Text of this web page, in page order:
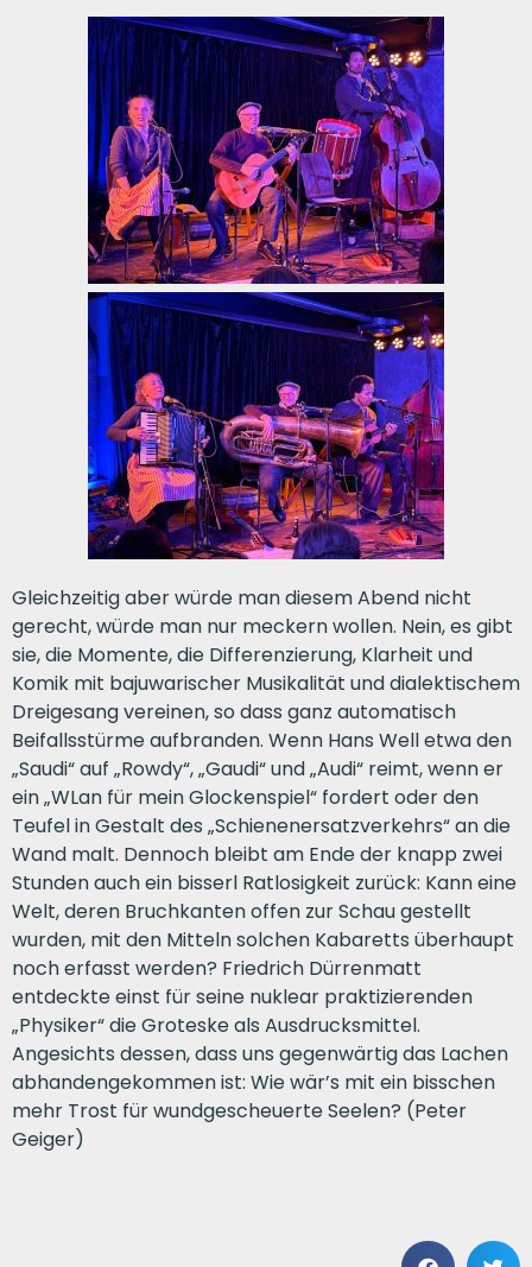
Gleichzeitig aber würde man diesem Abend nicht
gerecht, würde man nur meckern wollen. Nein, es gibt
sie, die Momente, die Differenzierung, Klarheit und
Komik mit bajuwarischer Musikalität und dialektischem
Dreigesang vereinen, so dass ganz automatisch
Beifallsstürme aufbranden. Wenn Hans Well etwa den
„Saudi“ auf „Rowdy“, „Gaudi“ und „Audi“ reimt, wenn er
ein „WLan für mein Glockenspiel“ fordert oder den
Teufel in Gestalt des „Schienenersatzverkehrs“ an die
Wand malt. Dennoch bleibt am Ende der knapp zwei
Stunden auch ein bisserl Ratlosigkeit zurück: Kann eine
Welt, deren Bruchkanten offen zur Schau gestellt
wurden, mit den Mitteln solchen Kabaretts überhaupt
noch erfasst werden? Friedrich Dürrenmatt
entdeckte einst für seine nuklear praktizierenden
„Physiker“ die Groteske als Ausdrucksmittel.
Angesichts dessen, dass uns gegenwärtig das Lachen
abhandengekommen ist: Wie wär’s mit ein bisschen
mehr Trost für wundgescheuerte Seelen? (Peter
Geiger)